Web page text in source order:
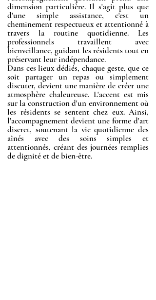
dimension particulière. Il s'agit plus que
d'une simple assistance, c'est un
cheminement respectueux et attentionné à
travers la routine quotidienne. Les
professionnels travaillent avec
bienveillance, guidant les résidents tout en
préservant leur indépendance.
​Dans ces lieux dédiés, chaque geste, que ce
soit partager un repas ou simplement
discuter, devient une manière de créer une
atmosphère chaleureuse. L'accent est mis
sur la construction d'un environnement où
les résidents se sentent chez eux. Ainsi,
l'accompagnement devient une forme d'art
discret, soutenant la vie quotidienne des
aînés avec des soins simples et
attentionnés, créant des journées remplies
de dignité et de bien-être.